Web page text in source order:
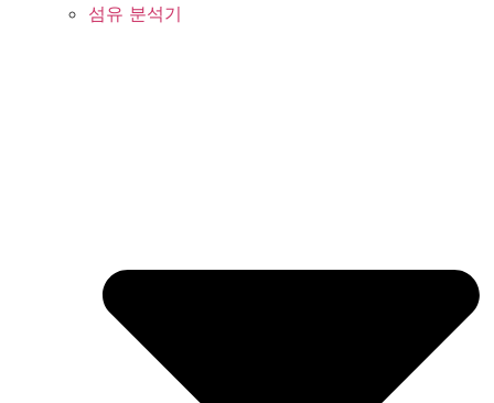
섬유 분석기